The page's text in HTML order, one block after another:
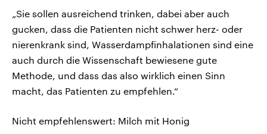
„Sie sollen ausreichend trinken, dabei aber auch
gucken, dass die Patienten nicht schwer herz- oder
nierenkrank sind, Wasserdampfinhalationen sind eine
auch durch die Wissenschaft bewiesene gute
Methode, und dass das also wirklich einen Sinn
macht, das Patienten zu empfehlen.“
Nicht empfehlenswert: Milch mit Honig